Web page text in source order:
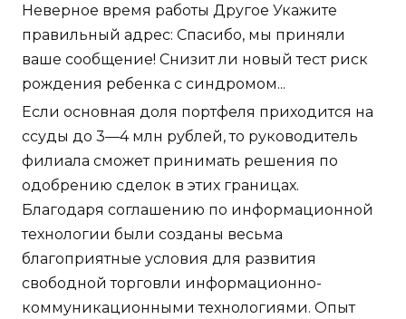
Неверное время работы Другое Укажите
правильный адрес: Спасибо, мы приняли
ваше сообщение! Снизит ли новый тест риск
рождения ребенка с синдромом...
Если основная доля портфеля приходится на
ссуды до 3—4 млн рублей, то руководитель
филиала сможет принимать решения по
одобрению сделок в этих границах.
Благодаря соглашению по информационной
технологии были созданы весьма
благоприятные условия для развития
свободной торговли информационно-
коммуникационными технологиями. Опыт